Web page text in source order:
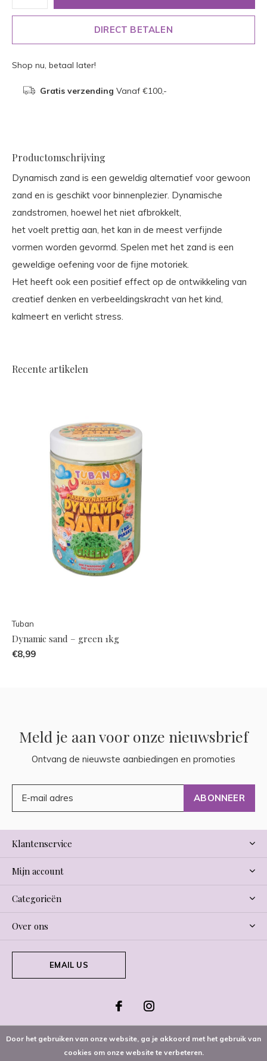
DIRECT BETALEN
Shop nu, betaal later!
Gratis verzending Vanaf €100,-
Productomschrijving
Dynamisch zand is een geweldig alternatief voor gewoon
zand en is geschikt voor binnenplezier. Dynamische
zandstromen, hoewel het niet afbrokkelt,
het voelt prettig aan, het kan in de meest verfijnde
vormen worden gevormd. Spelen met het zand is een
geweldige oefening voor de fijne motoriek.
Het heeft ook een positief effect op de ontwikkeling van
creatief denken en verbeeldingskracht van het kind,
kalmeert en verlicht stress.
Recente artikelen
Tuban
Dynamic sand – green 1kg
€8,99
Meld je aan voor onze nieuwsbrief
Ontvang de nieuwste aanbiedingen en promoties
ABONNEER
Klantenservice
Mijn account
Categorieën
Over ons
EMAIL US
Door het gebruiken van onze website, ga je akkoord met het gebruik van
cookies om onze website te verbeteren.